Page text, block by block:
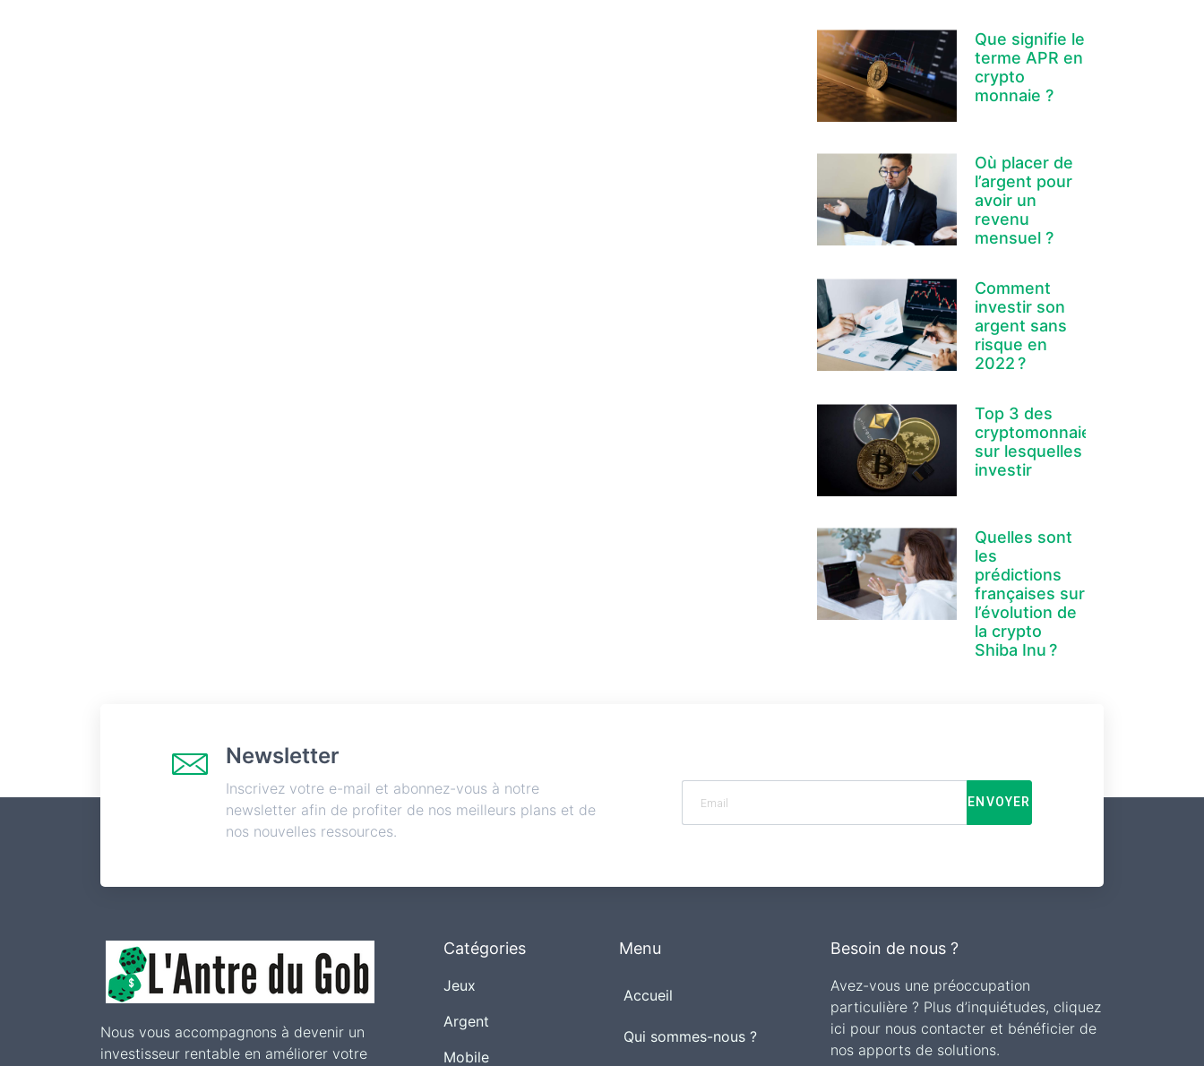
Que signifie le
terme APR en
crypto
monnaie ?
Où placer de
l’argent pour
avoir un
revenu
mensuel ?
Comment
investir son
argent sans
risque en
2022 ?
Top 3 des
cryptomonnaies
sur lesquelles
investir
Quelles sont
les
prédictions
françaises sur
l’évolution de
la crypto
Shiba Inu ?
Newsletter
Inscrivez votre e-mail et abonnez-vous à notre
newsletter afin de profiter de nos meilleurs plans et de
nos nouvelles ressources.
ENVOYER
Nous vous accompagnons à devenir un
investisseur rentable en améliorer votre
Catégories
Jeux
Argent
Mobile
Menu
Accueil
Qui sommes-nous ?
Besoin de nous ?
Avez-vous une préoccupation
particulière ? Plus d’inquiétudes, cliquez
ici pour nous contacter et bénéficier de
nos apports de solutions.